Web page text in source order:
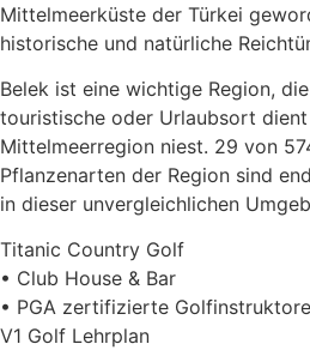
Mittelmeerküste der Türkei
historische und natürliche
Belek ist eine wichtige Region,
touristische oder Urlaubsort
Mittelmeerregion niest. 29 von
Pflanzenarten der Region sind
in dieser unvergleichlichen
Titanic Country Golf
• Club House & Bar
• PGA zertifizierte
V1 Golf Lehrplan